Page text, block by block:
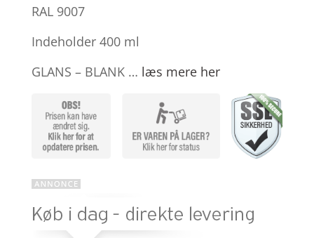
på
kundebedø
RAL 9007
Indeholder 400 ml
GLANS – BLANK … læs mere her